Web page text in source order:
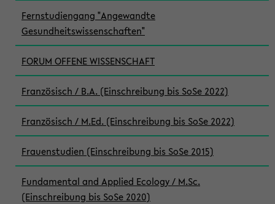
Fernstudiengang "Angewandte
Gesundheitswissenschaften"
FORUM OFFENE WISSENSCHAFT
Französisch / B.A. (Einschreibung bis SoSe 2022)
Französisch / M.Ed. (Einschreibung bis SoSe 2022)
Frauenstudien (Einschreibung bis SoSe 2015)
Fundamental and Applied Ecology / M.Sc.
(Einschreibung bis SoSe 2020)